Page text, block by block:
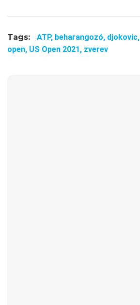
Tags: ATP, beharangozó, djokovic,
open, US Open 2021, zverev